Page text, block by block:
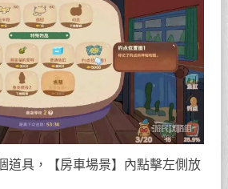
道具，【房車場景】內點擊左側放